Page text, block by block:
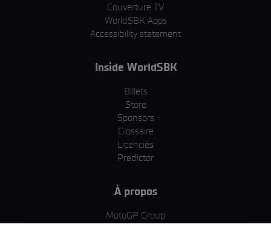
Couverture TV
WorldSBK Apps
Accessibility statement
Inside WorldSBK
Billets
Store
Sponsors
Glossaire
Licenciés
Predictor
À propos
MotoGP Group